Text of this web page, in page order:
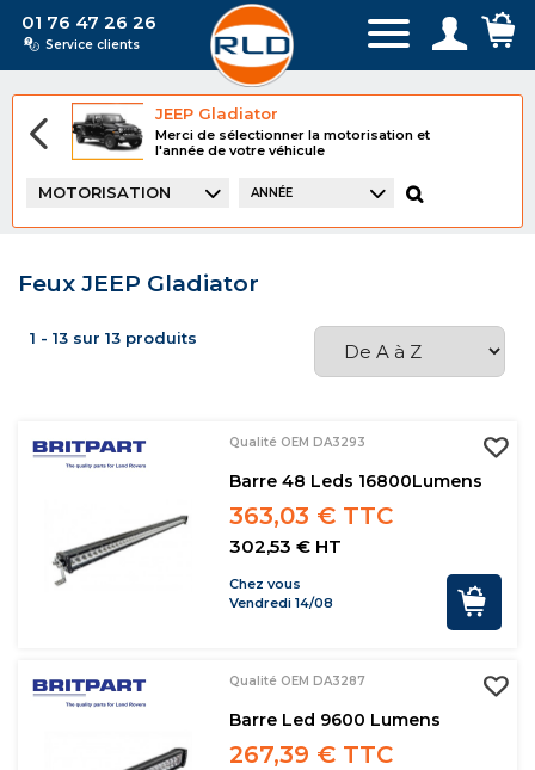
01 76 47 26 26
Service clients
JEEP Gladiator
Merci de sélectionner la motorisation et
l'année de votre véhicule
MOTORISATION ANNÉE
Feux JEEP Gladiator
1 - 13 sur 13 produits
Qualité OEM DA3293
Barre 48 Leds 16800Lumens
363,03 € TTC
302,53 € HT
Chez vous
Vendredi 14/08
Qualité OEM DA3287
Barre Led 9600 Lumens
267,39 € TTC